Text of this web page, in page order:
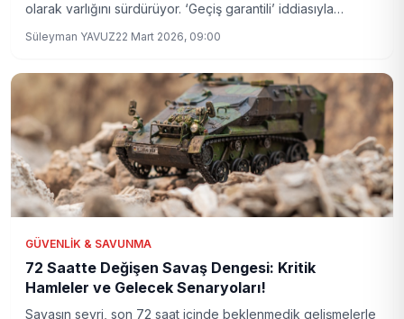
olarak varlığını sürdürüyor. ‘Geçiş garantili’ iddiasıyla
ulusal güvenliği tehdit ediyor.
Süleyman YAVUZ22 Mart 2026, 09:00
GÜVENLIK & SAVUNMA
72 Saatte Değişen Savaş Dengesi: Kritik
Hamleler ve Gelecek Senaryoları!
Savaşın seyri, son 72 saat içinde beklenmedik gelişmelerle